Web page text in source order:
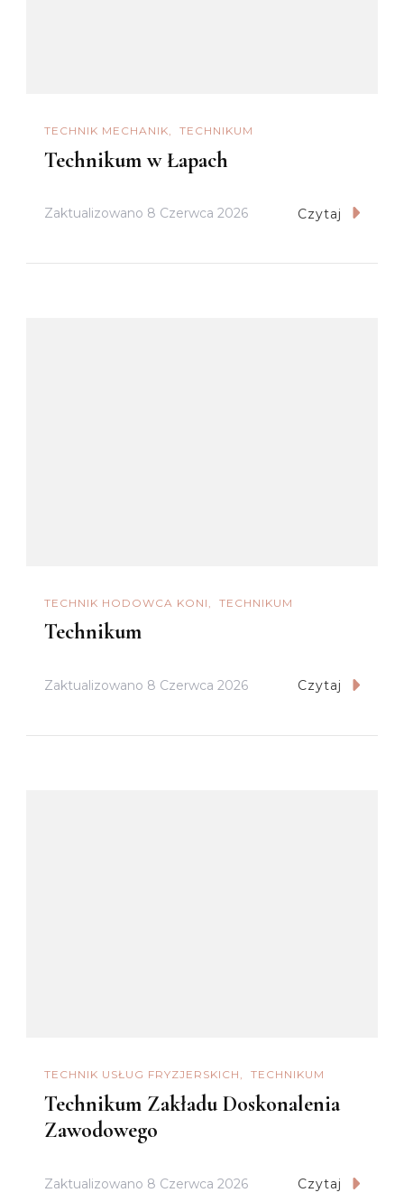
TECHNIK MECHANIK TECHNIKUM
Technikum w Łapach
Zaktualizowano 8 Czerwca 2026 Czytaj
TECHNIK HODOWCA KONI TECHNIKUM
Technikum
Zaktualizowano 8 Czerwca 2026 Czytaj
TECHNIK USŁUG FRYZJERSKICH TECHNIKUM
Technikum Zakładu Doskonalenia
Zawodowego
Zaktualizowano 8 Czerwca 2026 Czytaj